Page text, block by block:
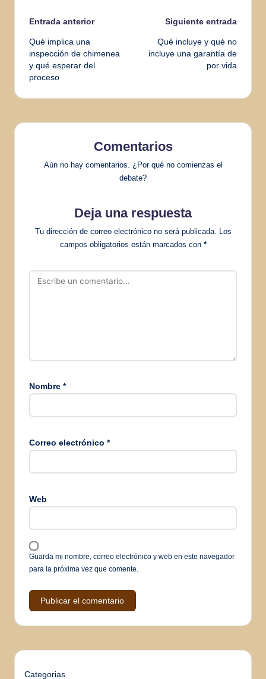
Navegación
de
entradas
Entrada anterior
Qué implica una
inspección de chimenea
y qué esperar del
proceso
Siguiente entrada
Qué incluye y qué no
incluye una garantía de
por vida
Comentarios
Aún no hay comentarios. ¿Por qué no comienzas el
debate?
Deja una respuesta
Tu dirección de correo electrónico no será publicada. Los
campos obligatorios están marcados con *
Nombre *
Correo electrónico *
Web
Guarda mi nombre, correo electrónico y web en este navegador
para la próxima vez que comente.
Categorias